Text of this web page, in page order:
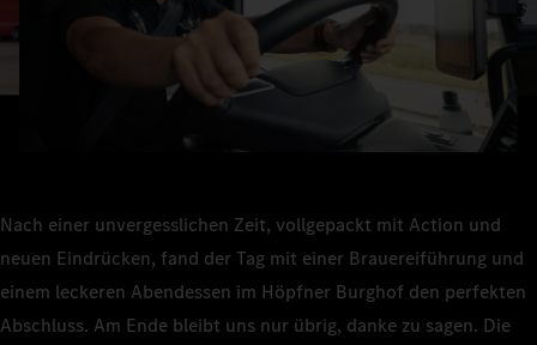
Nach einer unvergesslichen Zeit, vollgepackt mit Action und
neuen Eindrücken, fand der Tag mit einer Brauereiführung und
einem leckeren Abendessen im Höpfner Burghof den perfekten
Abschluss. Am Ende bleibt uns nur übrig, danke zu sagen. Die